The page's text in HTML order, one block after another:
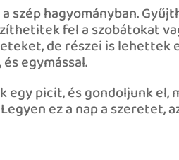
szép hagyományban.
fel a szobátokat
de részei is lehettek
egymással.
egy picit, és gondoljunk
ez a nap a szeretet,